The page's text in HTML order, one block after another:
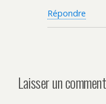
Répondre
Laisser un